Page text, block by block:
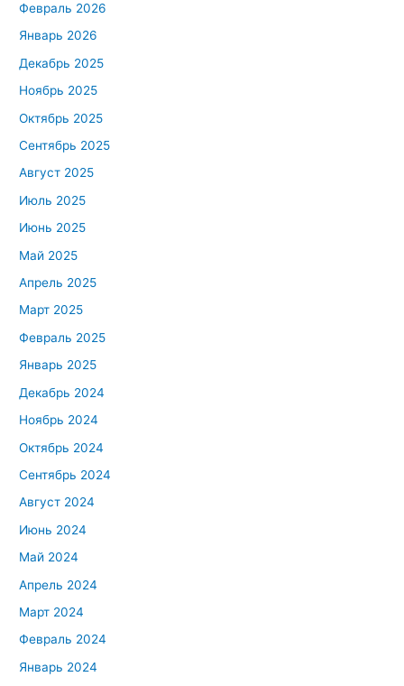
Февраль 2026
Январь 2026
Декабрь 2025
Ноябрь 2025
Октябрь 2025
Сентябрь 2025
Август 2025
Июль 2025
Июнь 2025
Май 2025
Апрель 2025
Март 2025
Февраль 2025
Январь 2025
Декабрь 2024
Ноябрь 2024
Октябрь 2024
Сентябрь 2024
Август 2024
Июнь 2024
Май 2024
Апрель 2024
Март 2024
Февраль 2024
Январь 2024